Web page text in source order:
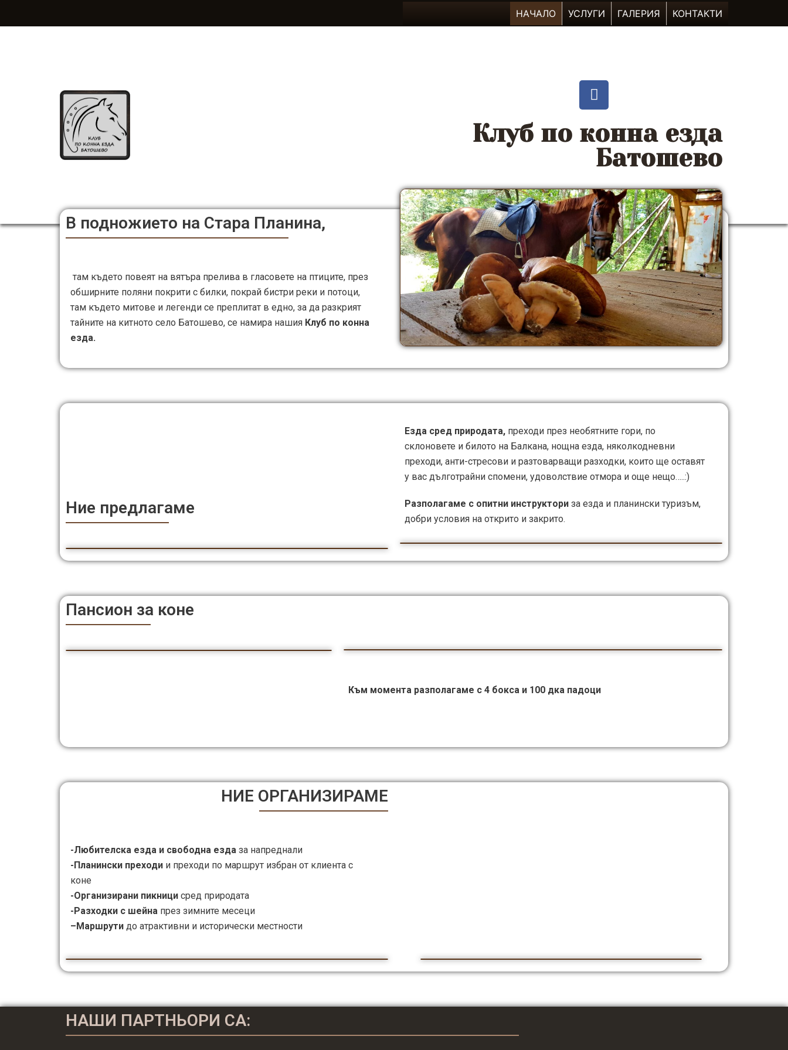
НАЧАЛО УСЛУГИ ГАЛЕРИЯ КОНТАКТИ
Клуб по конна езда
Батошево
В подножието на Стара Планина,
там където повеят на вятъра прелива в гласовете на птиците, през
обширните поляни покрити с билки, покрай бистри реки и потоци,
там където митове и легенди се преплитат в едно, за да разкрият
тайните на китното село Батошево, се намира нашия Клуб по конна
езда.
Ние предлагаме
Езда сред природата, преходи през необятните гори, по
склоновете и билото на Балкана, нощна езда, няколкодневни
преходи, анти-стресови и разтоварващи разходки, които ще оставят
у вас дълготрайни спомени, удоволствие отмора и още нещо…..:)
Разполагаме с опитни инструктори за езда и планински туризъм,
добри условия на открито и закрито.
Пансион за коне
Към момента разполагаме с 4 бокса и 100 дка падоци
НИЕ ОРГАНИЗИРАМЕ
-Любителска езда и свободна езда за напреднали
-Планински преходи и преходи по маршрут избран от клиента с
коне
-Организирани пикници сред природата
-Разходки с шейна през зимните месеци
–Маршрути до атрактивни и исторически местности
НАШИ ПАРТНЬОРИ СА: